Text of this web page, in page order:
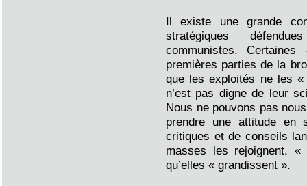
Il existe une grande
stratégiques
communistes.
premières parties de la
que les exploités ne les
n’est pas digne de leur
Nous ne pouvons pas
prendre une attitude en
critiques et de conseils
masses les rejoignent,
qu’elles « grandissent ».